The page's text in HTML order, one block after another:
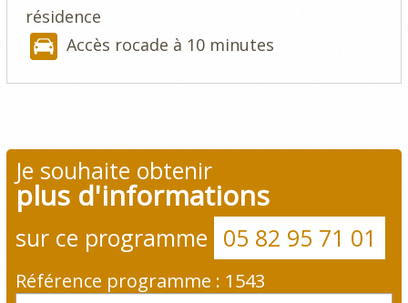
résidence
Accès rocade à 10 minutes
Je souhaite obtenir
plus d'informations
sur ce programme 05 82 95 71 01
Référence programme : 1543